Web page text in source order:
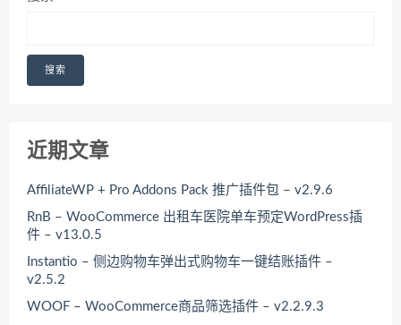
搜索
近期文章
AffiliateWP + Pro Addons Pack 推广插件包 – v2.9.6
RnB – WooCommerce 出租车医院单车预定WordPress插
件 – v13.0.5
Instantio – 侧边购物车弹出式购物车一键结账插件 –
v2.5.2
WOOF – WooCommerce商品筛选插件 – v2.2.9.3